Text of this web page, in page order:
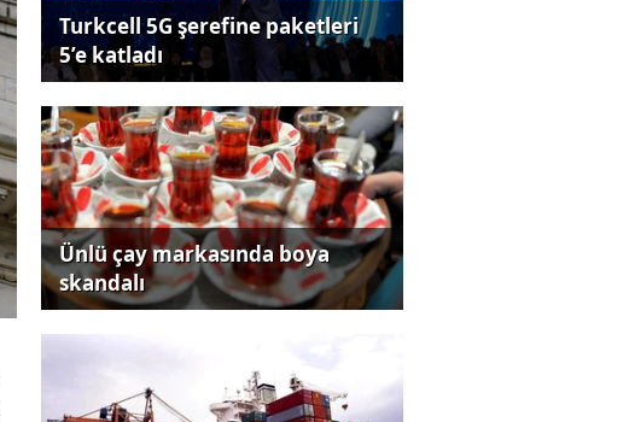
Turkcell 5G şerefine paketleri
5’e katladı
Ünlü çay markasında boya
skandalı